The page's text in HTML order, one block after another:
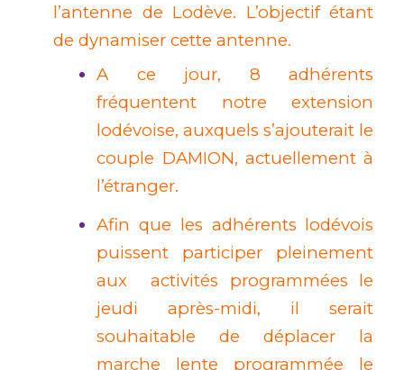
l’antenne de Lodève. L’objectif étant
de dynamiser cette antenne.
A ce jour, 8 adhérents
fréquentent notre extension
lodévoise, auxquels s’ajouterait le
couple DAMION, actuellement à
l’étranger.
Afin que les adhérents lodévois
puissent participer pleinement
aux activités programmées le
jeudi après-midi, il serait
souhaitable de déplacer la
marche lente programmée le